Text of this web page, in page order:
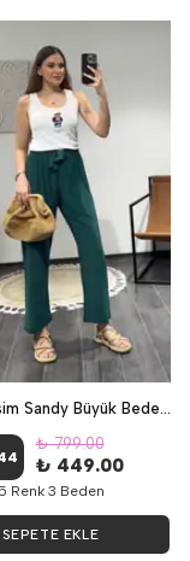
Rahat Kesim Sandy Büyük Beden Pantolon - Zümrüt Yeşili
₺ 799.00
₺ 449.00
5 Renk 3 Beden
SEPETE EKLE